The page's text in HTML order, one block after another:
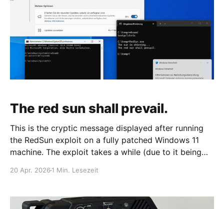
The red sun shall prevail.
This is the cryptic message displayed after running
the RedSun exploit on a fully patched Windows 11
machine. The exploit takes a while (due to it being
retry it prints the line: The sun is shinning... After
20 Apr. 2026 1 Min. Lesezeit